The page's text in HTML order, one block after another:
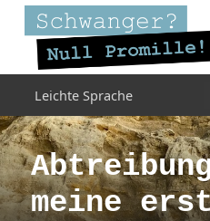
Leichte Sprache
meine